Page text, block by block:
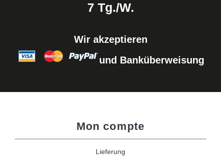
7 Tg./W.
Wir akzeptieren
und Banküberweisung
Mon compte
Lieferung